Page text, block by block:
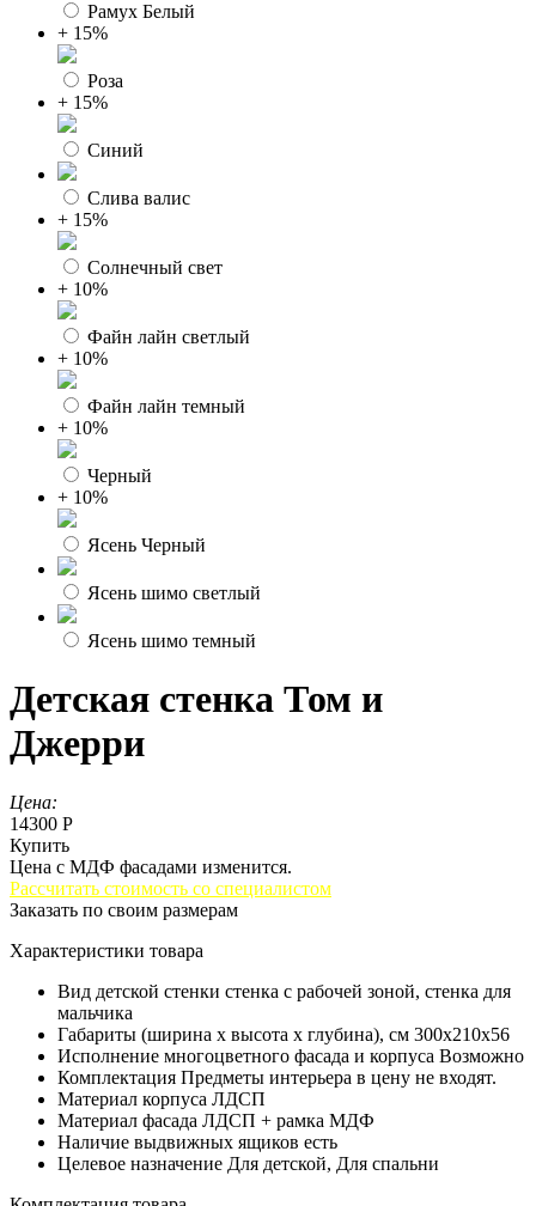
Рамух Белый
+ 15%
Роза
+ 15%
Синий
Слива валис
+ 15%
Солнечный свет
+ 10%
Файн лайн светлый
+ 10%
Файн лайн темный
+ 10%
Черный
+ 10%
Ясень Черный
Ясень шимо светлый
Ясень шимо темный
Детская стенка Том и
Джерри
Цена:
14300 Р
Купить
Цена с МДФ фасадами изменится.
Рассчитать стоимость со специалистом
Заказать по своим размерам
Характеристики товара
Вид детской стенки стенка с рабочей зоной, стенка для
мальчика
Габариты (ширина х высота х глубина), см 300x210x56
Исполнение многоцветного фасада и корпуса Возможно
Комплектация Предметы интерьера в цену не входят.
Материал корпуса ЛДСП
Материал фасада ЛДСП + рамка МДФ
Наличие выдвижных ящиков есть
Целевое назначение Для детской, Для спальни